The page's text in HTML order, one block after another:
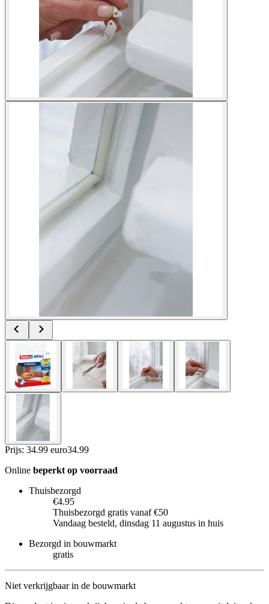
Prijs: 34.99 euro34.99
Online beperkt op voorraad
Thuisbezorgd
€4.95
Thuisbezorgd gratis vanaf €50
Vandaag besteld, dinsdag 11 augustus in huis
Bezorgd in bouwmarkt
gratis
Niet verkrijgbaar in de bouwmarkt